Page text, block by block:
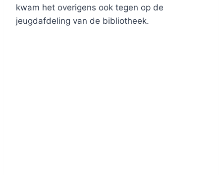
kwam het overigens ook tegen op de
jeugdafdeling van de bibliotheek.